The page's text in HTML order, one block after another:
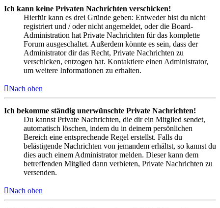
Ich kann keine Privaten Nachrichten verschicken!
Hierfür kann es drei Gründe geben: Entweder bist du nicht
registriert und / oder nicht angemeldet, oder die Board-
Administration hat Private Nachrichten für das komplette
Forum ausgeschaltet. Außerdem könnte es sein, dass der
Administrator dir das Recht, Private Nachrichten zu
verschicken, entzogen hat. Kontaktiere einen Administrator,
um weitere Informationen zu erhalten.
Nach oben
Ich bekomme ständig unerwünschte Private Nachrichten!
Du kannst Private Nachrichten, die dir ein Mitglied sendet,
automatisch löschen, indem du in deinem persönlichen
Bereich eine entsprechende Regel erstellst. Falls du
belästigende Nachrichten von jemandem erhältst, so kannst du
dies auch einem Administrator melden. Dieser kann dem
betreffenden Mitglied dann verbieten, Private Nachrichten zu
versenden.
Nach oben